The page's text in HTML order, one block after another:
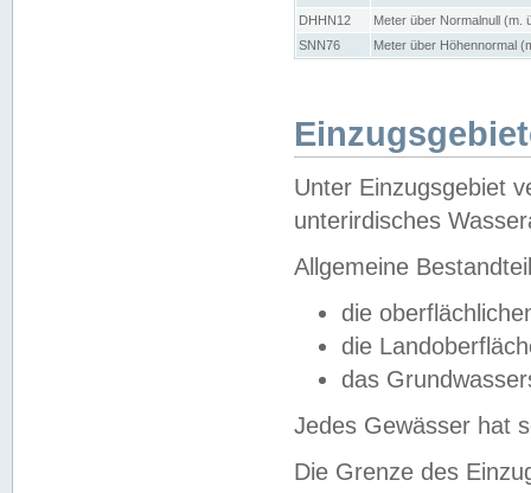
DHHN12
Meter über Normalnull (m.
SNN76
Meter über Höhennormal
Unter Einzugsgebiet
unterirdisches
Allgemeine
die
die
das
Jedes Gewässer hat
Die Grenze des